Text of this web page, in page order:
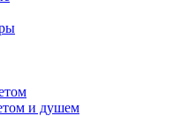
и душем